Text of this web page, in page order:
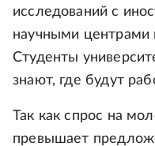
исследований с
научными
Студенты
знают, где будут
Так как спрос на
превышает